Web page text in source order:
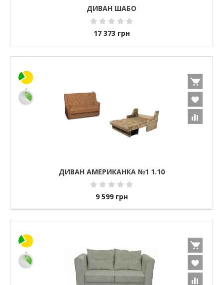
ДИВАН ШАБО
17 373 грн
ДИВАН АМЕРИКАНКА №1 1.10
9 599 грн